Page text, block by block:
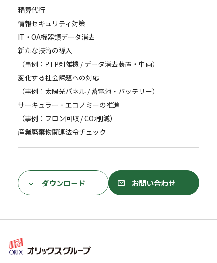
精算代行
情報セキュリティ対策
IT・OA機器類データ消去
新たな技術の導入
（事例：PTP剥離機 / データ消去装置・車両）
変化する社会課題への対応
（事例：太陽光パネル / 蓄電池・バッテリー）
サーキュラー・エコノミーの推進
（事例：フロン回収 / CO2削減）
産業廃棄物関連法令チェック
ダウンロード
ダウンロード
お問い合わせ